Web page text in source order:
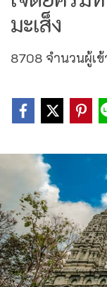
มะเส็ง
8708 จำนวนผู้เ